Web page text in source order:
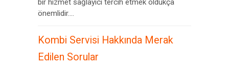
bir hizmet sağlayıcı tercih etmek oldukça
önemlidir....
Kombi Servisi Hakkında Merak
Edilen Sorular